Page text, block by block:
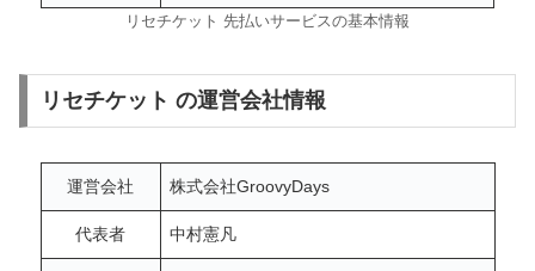
リセチケット 先払いサービスの基本情報
リセチケット の運営会社情報
運営会社 株式会社GroovyDays
代表者 中村憲凡